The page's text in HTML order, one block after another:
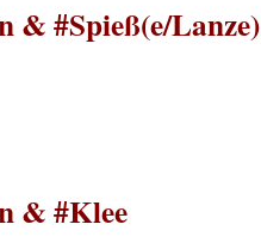
& #Spieß(e/Lanze)
& #Klee